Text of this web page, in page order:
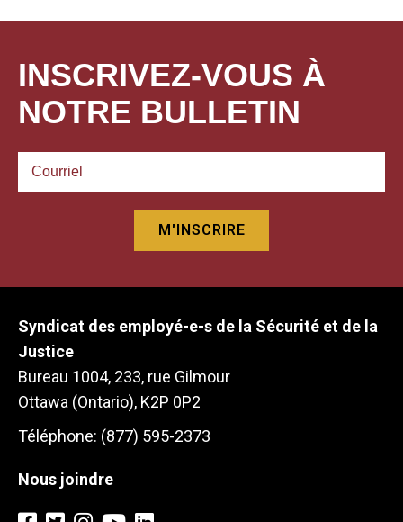
INSCRIVEZ-VOUS À
NOTRE BULLETIN
Syndicat des employé-e-s de la Sécurité et de la
Justice
Bureau 1004, 233, rue Gilmour
Ottawa (Ontario), K2P 0P2
Téléphone: (877) 595-2373
Nous joindre